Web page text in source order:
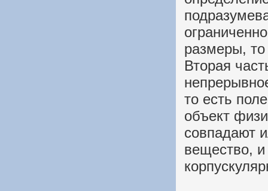
размеры, то
Вторая
то есть
объект
совпадают
вещество,